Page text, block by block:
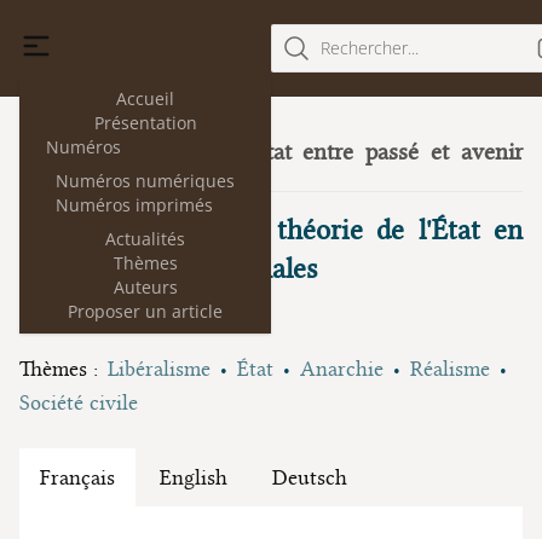
Accueil
Présentation
Numéros
Numéros numériques
Numéros imprimés
Actualités
Thèmes
Auteurs
Proposer un article
Rechercher...
La théorie de l'État entre passé et avenir
(juillet 2012)
Le bel avenir de la théorie de l'État en
Relations internationales
Dario Battistella
Thèmes : Libéralisme État Anarchie
Réalisme
Société civile
Français English Deutsch